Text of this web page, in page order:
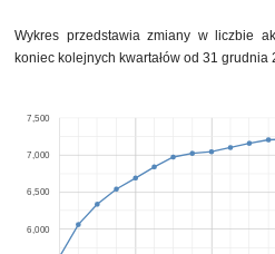
Wykres przedstawia zmiany w liczbie
koniec kolejnych kwartałów od 31 grudnia
6,000
6,500
7,000
7,500